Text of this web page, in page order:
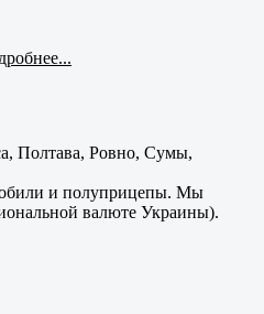
Полтава, Ровно, Сумы,
и полуприцепы. Мы
валюте Украины).